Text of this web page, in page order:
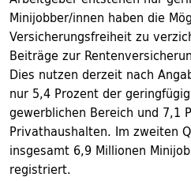
Minijobber/innen haben die
Versicherungsfreiheit zu
Beiträge zur
Dies nutzen derzeit nach
nur 5,4 Prozent der
gewerblichen Bereich und 7,1
Privathaushalten. Im zweiten
insgesamt 6,9 Millionen
registriert.